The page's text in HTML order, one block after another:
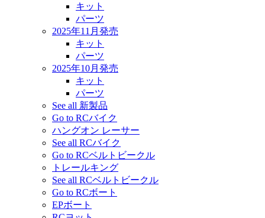
キット
パーツ
2025年11月発売
キット
パーツ
2025年10月発売
キット
パーツ
See all 新製品
Go to RCバイク
ハングオン レーサー
See all RCバイク
Go to RCベルトビークル
トレールキング
See all RCベルトビークル
Go to RCボート
EPボート